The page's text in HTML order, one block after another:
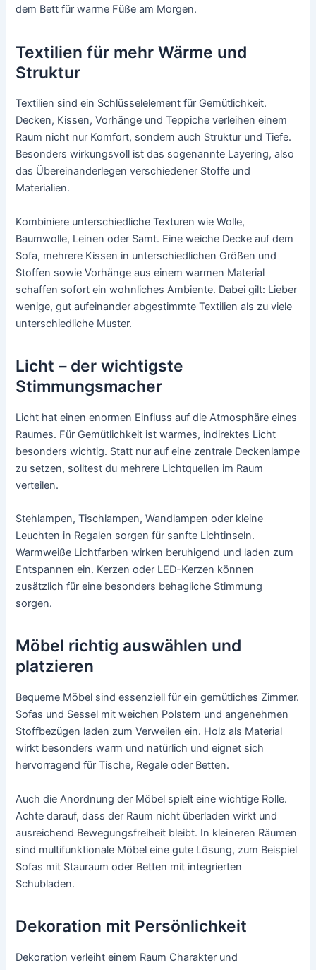
dem Bett für warme Füße am Morgen.
Textilien für mehr Wärme und
Struktur
Textilien sind ein Schlüsselelement für Gemütlichkeit.
Decken, Kissen, Vorhänge und Teppiche verleihen einem
Raum nicht nur Komfort, sondern auch Struktur und Tiefe.
Besonders wirkungsvoll ist das sogenannte Layering, also
das Übereinanderlegen verschiedener Stoffe und
Materialien.
Kombiniere unterschiedliche Texturen wie Wolle,
Baumwolle, Leinen oder Samt. Eine weiche Decke auf dem
Sofa, mehrere Kissen in unterschiedlichen Größen und
Stoffen sowie Vorhänge aus einem warmen Material
schaffen sofort ein wohnliches Ambiente. Dabei gilt: Lieber
wenige, gut aufeinander abgestimmte Textilien als zu viele
unterschiedliche Muster.
Licht – der wichtigste
Stimmungsmacher
Licht hat einen enormen Einfluss auf die Atmosphäre eines
Raumes. Für Gemütlichkeit ist warmes, indirektes Licht
besonders wichtig. Statt nur auf eine zentrale Deckenlampe
zu setzen, solltest du mehrere Lichtquellen im Raum
verteilen.
Stehlampen, Tischlampen, Wandlampen oder kleine
Leuchten in Regalen sorgen für sanfte Lichtinseln.
Warmweiße Lichtfarben wirken beruhigend und laden zum
Entspannen ein. Kerzen oder LED-Kerzen können
zusätzlich für eine besonders behagliche Stimmung
sorgen.
Möbel richtig auswählen und
platzieren
Bequeme Möbel sind essenziell für ein gemütliches Zimmer.
Sofas und Sessel mit weichen Polstern und angenehmen
Stoffbezügen laden zum Verweilen ein. Holz als Material
wirkt besonders warm und natürlich und eignet sich
hervorragend für Tische, Regale oder Betten.
Auch die Anordnung der Möbel spielt eine wichtige Rolle.
Achte darauf, dass der Raum nicht überladen wirkt und
ausreichend Bewegungsfreiheit bleibt. In kleineren Räumen
sind multifunktionale Möbel eine gute Lösung, zum Beispiel
Sofas mit Stauraum oder Betten mit integrierten
Schubladen.
Dekoration mit Persönlichkeit
Dekoration verleiht einem Raum Charakter und